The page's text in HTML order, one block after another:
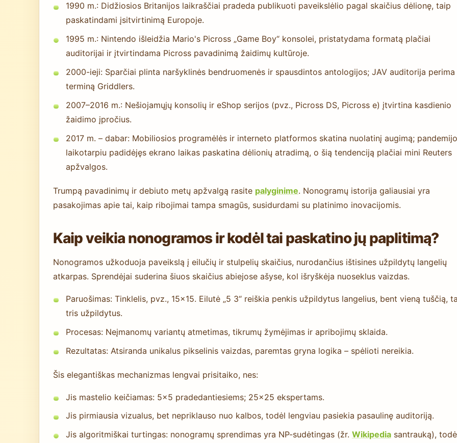
1990 m.: Didžiosios Britanijos laikraščiai pradeda publikuoti paveikslėlio pagal skaičius dėlionę, taip
paskatindami įsitvirtinimą Europoje.
1995 m.: Nintendo išleidžia Mario's Picross „Game Boy“ konsolei, pristatydama formatą plačiai
auditorijai ir įtvirtindama Picross pavadinimą žaidimų kultūroje.
2000-ieji: Sparčiai plinta naršyklinės bendruomenės ir spausdintos antologijos; JAV auditorija perima
terminą Griddlers.
2007–2016 m.: Nešiojamųjų konsolių ir eShop serijos (pvz., Picross DS, Picross e) įtvirtina kasdienio
žaidimo įpročius.
2017 m. – dabar: Mobiliosios programėlės ir interneto platformos skatina nuolatinį augimą;
laikotarpiu padidėjęs ekrano laikas paskatina dėlionių atradimą, o šią tendenciją plačiai mini Reuters
apžvalgos.
Trumpą pavadinimų ir debiuto metų apžvalgą rasite palyginime. Nonogramų istorija galiausiai yra
pasakojimas apie tai, kaip ribojimai tampa smagūs, susidurdami su platinimo inovacijomis.
Kaip veikia nonogramos ir kodėl tai paskatino jų paplitimą?
Nonogramos užkoduoja paveikslą į eilučių ir stulpelių skaičius, nurodančius ištisines užpildytų langelių
atkarpas. Sprendėjai suderina šiuos skaičius abiejose ašyse, kol išryškėja nuoseklus vaizdas.
Paruošimas: Tinklelis, pvz., 15×15. Eilutė „5 3“ reiškia penkis užpildytus langelius, bent vieną tuščią,
tris užpildytus.
Procesas: Neįmanomų variantų atmetimas, tikrumų žymėjimas ir apribojimų sklaida.
Rezultatas: Atsiranda unikalus pikselinis vaizdas, paremtas gryna logika – spėlioti nereikia.
Šis elegantiškas mechanizmas lengvai prisitaiko, nes:
Jis mastelio keičiamas: 5×5 pradedantiesiems; 25×25 ekspertams.
Jis pirmiausia vizualus, bet nepriklauso nuo kalbos, todėl lengviau pasiekia pasaulinę auditoriją.
Jis algoritmiškai turtingas: nonogramų sprendimas yra NP-sudėtingas (žr. Wikipediasantrauką),